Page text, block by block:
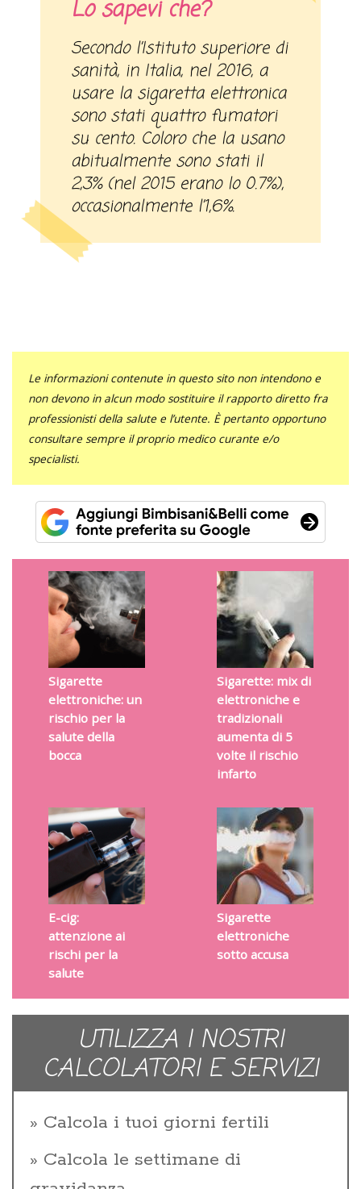
Lo sapevi che?
Secondo l’Istituto superiore di
sanità, in Italia, nel 2016, a
usare la sigaretta elettronica
sono stati quattro fumatori
su cento. Coloro che la usano
abitualmente sono stati il
2,3% (nel 2015 erano lo 0.7%),
occasionalmente l’1,6%.
Le informazioni contenute in questo sito non intendono e
non devono in alcun modo sostituire il rapporto diretto fra
professionisti della salute e l’utente. È pertanto opportuno
consultare sempre il proprio medico curante e/o
specialisti.
Sigarette
elettroniche: un
rischio per la
salute della
bocca
Sigarette: mix di
elettroniche e
tradizionali
aumenta di 5
volte il rischio
infarto
E-cig:
attenzione ai
rischi per la
salute
Sigarette
elettroniche
sotto accusa
UTILIZZA I NOSTRI
CALCOLATORI E SERVIZI
Calcola i tuoi giorni fertili
Calcola le settimane di